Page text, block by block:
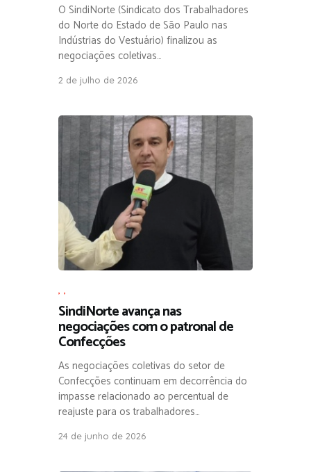
O SindiNorte (Sindicato dos Trabalhadores
do Norte do Estado de São Paulo nas
Indústrias do Vestuário) finalizou as
negociações coletivas…
2 de julho de 2026
, ,
SindiNorte avança nas
negociações com o patronal de
Confecções
As negociações coletivas do setor de
Confecções continuam em decorrência do
impasse relacionado ao percentual de
reajuste para os trabalhadores…
24 de junho de 2026